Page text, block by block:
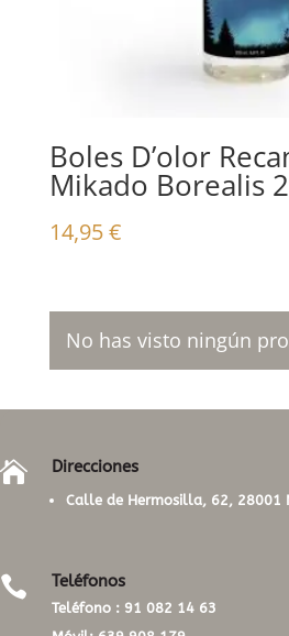
Boles D’olor
Mikado Borealis
14,95€
No has visto ningún
 Direcciones
Calle de Hermosilla, 62, 28001
 Teléfonos
Teléfono : 91 082 14 63